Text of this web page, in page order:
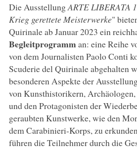
Die AusstellungARTE LIBERATA
Krieg gerettete Meisterwerke"
Quirinale ab Januar 2023 ein
Begleitprogramman: eine Reihe
von dem Journalisten Paolo Conti
Scuderie del Quirinale abgehalten
besonderen Aspekte der
von Kunsthistorikern,
und den Protagonisten der
geraubten Kunstwerke, wie den
dem Carabinieri-Korps, zu
führen die Teilnehmer durch die